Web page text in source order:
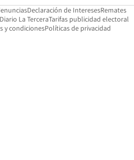
Opens in new window
Declaración de InteresesOpens in
Remates
window
La TerceraOpens in new window
Tarifas publicidad electoral
new window
y condicionesPolíticas de privacidad